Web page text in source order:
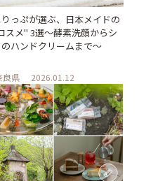
りっぷが選ぶ、日本メイドの
スメ" 3選～酵素洗顔からシ
ハンドクリームまで～
良県 2026.01.12